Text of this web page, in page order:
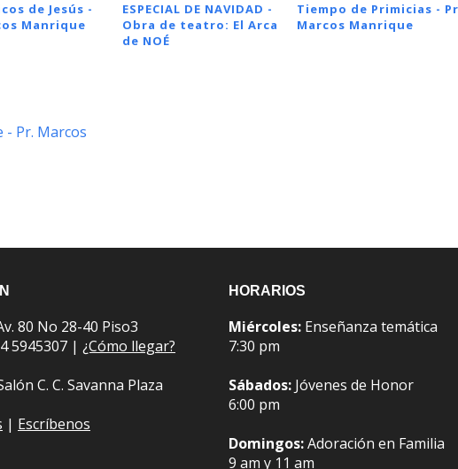
de Jesús -
Manrique
ESPECIAL DE NAVIDAD -
Obra de teatro: El Arca
de NOÉ
Tiempo de Primicias -
Marcos Manrique
- Pr. Marcos
80 No 28-40 Piso3
5945307 | ¿Cómo llegar?
C. C. Savanna Plaza
| Escríbenos
HORARIOS
Miércoles: Enseñanza temática
7:30 pm
Sábados: Jóvenes de Honor
6:00 pm
Domingos:Adoración en Familia
9 am y 11 am